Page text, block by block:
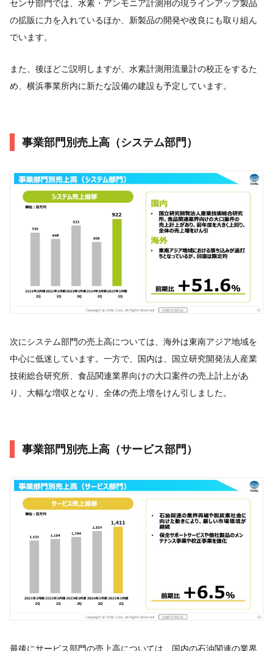
センサ部門では、水素・アンモニア計測用の現ラインアップ製品
の拡販に力を入れているほか、新製品の開発や改良にも取り組ん
でいます。
また、後ほどご説明しますが、水素計測用流量計の校正をするた
め、横浜事業所内に新たな設備の建設も予定しています。
事業部門別売上高（システム部門）
次にシステム部門の売上高については、海外は東南アジア地域を
中心に低迷しています。一方で、国内は、国立研究開発法人産業
技術総合研究所、食品関連業界向けの大口案件の売上計上があ
り、大幅な増収となり、全体の売上増をけん引しました。
事業部門別売上高（サービス部門）
最後にサービス部門の売上高については、国内の石油関連の業界